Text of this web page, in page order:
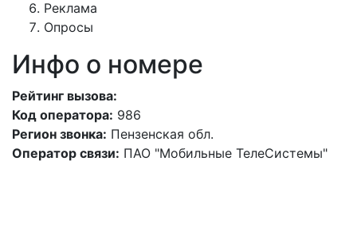
Реклама
Опросы
Инфо о номере
Рейтинг вызова:
Код оператора: 986
Регион звонка: Пензенская обл.
Оператор связи: ПАО "Мобильные ТелеСистемы"